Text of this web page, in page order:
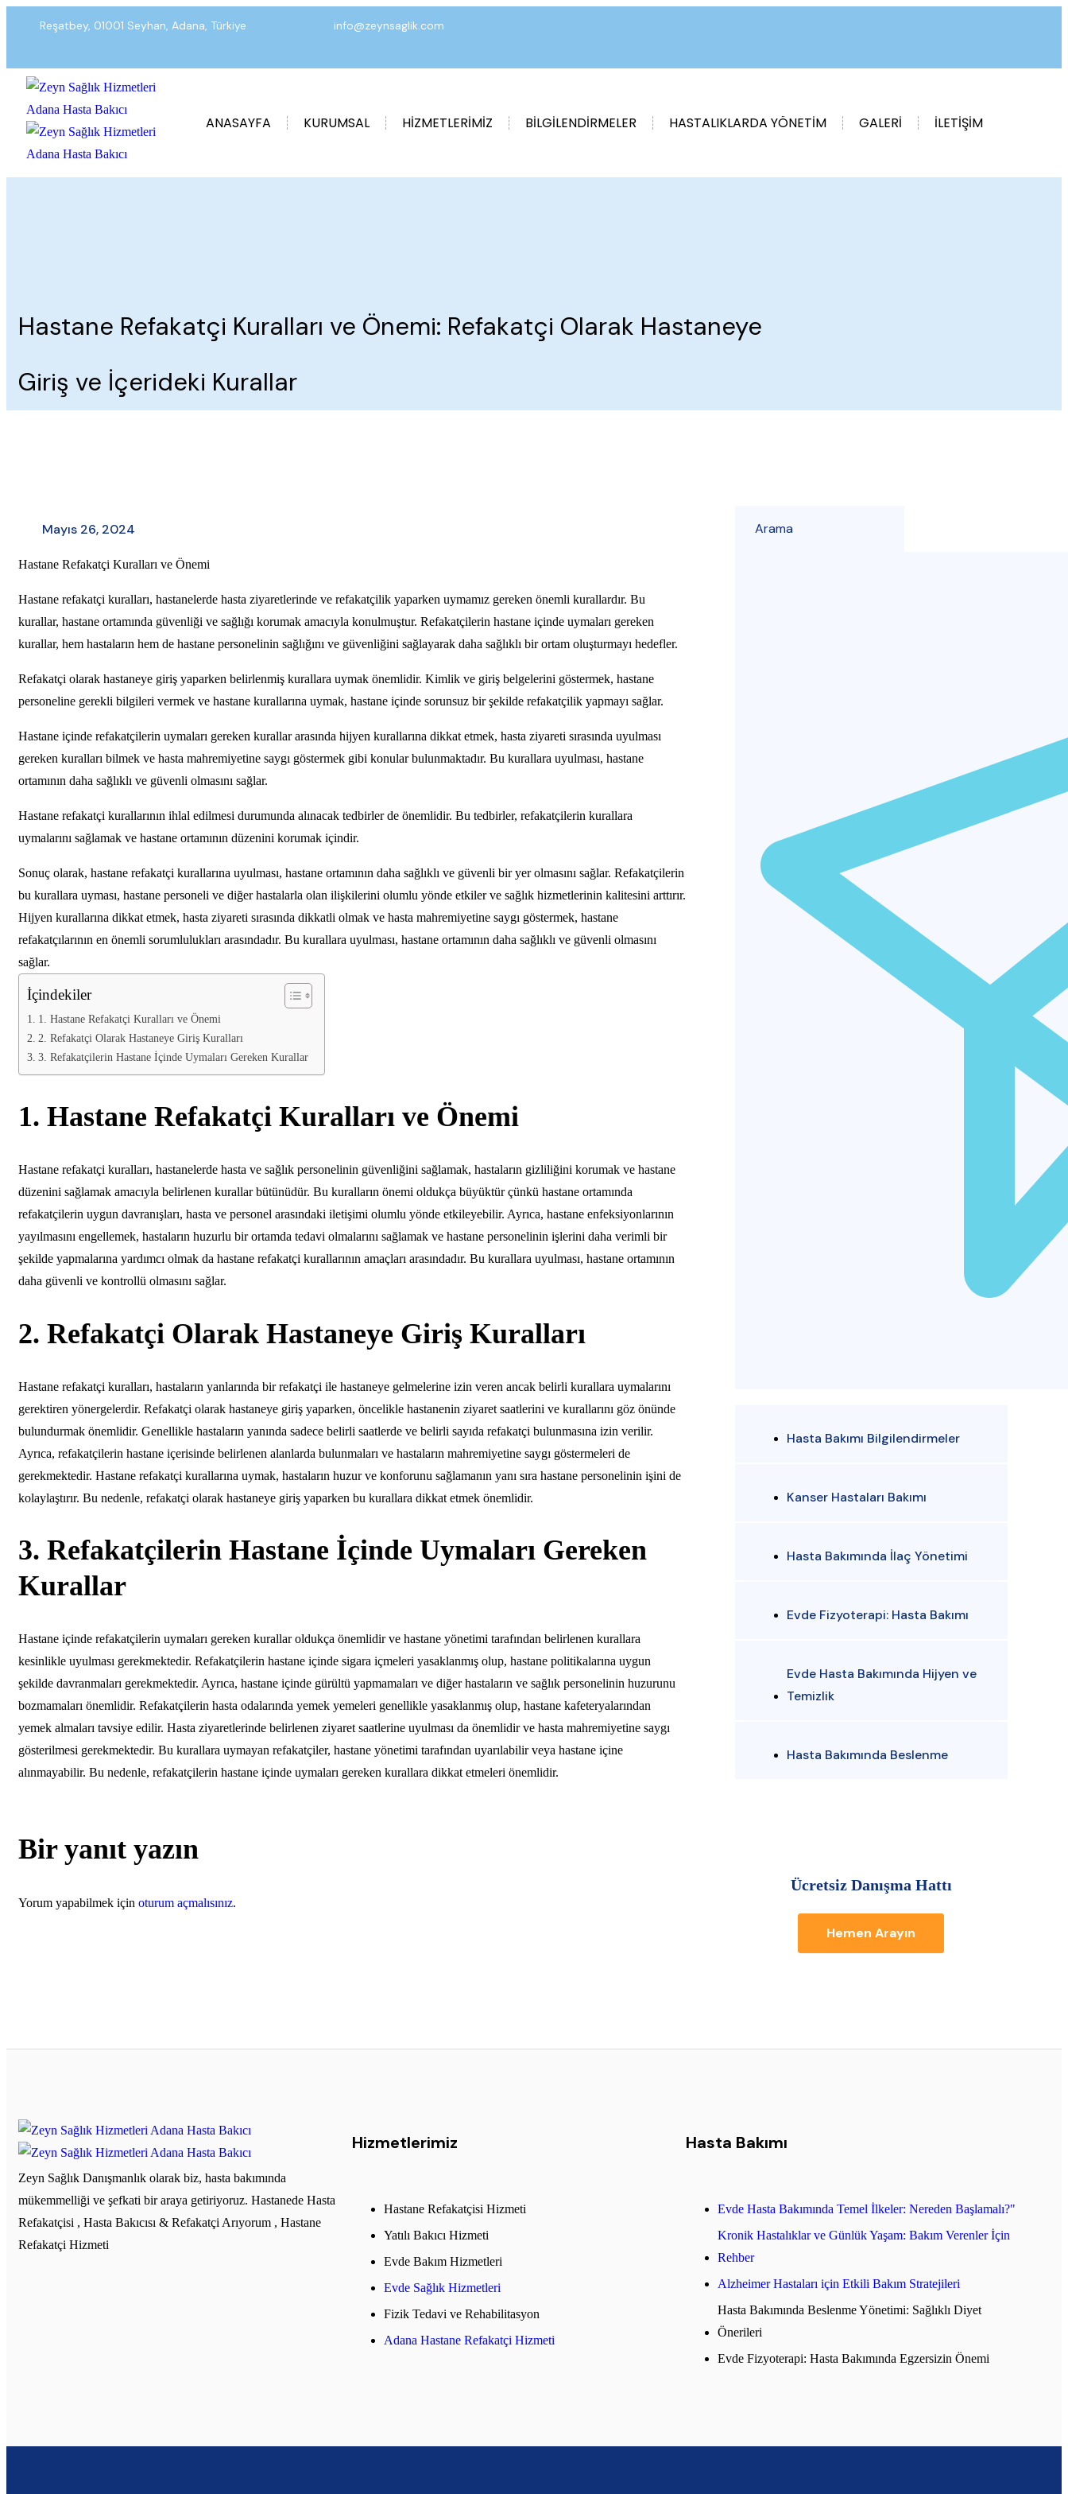
Reşatbey, 01001 Seyhan, Adana, Türkiye info@zeynsaglik.com
ANASAYFA KURUMSAL HİZMETLERİMİZ BİLGİLENDİRMELER HASTALIKLARDA YÖNETİM GALERİ İLETİŞİM
Hastane Refakatçi Kuralları ve Önemi: Refakatçi Olarak Hastaneye
Giriş ve İçerideki Kurallar
Mayıs 26, 2024
Hastane Refakatçi Kuralları ve Önemi
Hastane refakatçi kuralları, hastanelerde hasta ziyaretlerinde ve refakatçilik yaparken uymamız gereken önemli kurallardır. Bu
kurallar, hastane ortamında güvenliği ve sağlığı korumak amacıyla konulmuştur. Refakatçilerin hastane içinde uymaları gereken
kurallar, hem hastaların hem de hastane personelinin sağlığını ve güvenliğini sağlayarak daha sağlıklı bir ortam oluşturmayı hedefler.
Refakatçi olarak hastaneye giriş yaparken belirlenmiş kurallara uymak önemlidir. Kimlik ve giriş belgelerini göstermek, hastane
personeline gerekli bilgileri vermek ve hastane kurallarına uymak, hastane içinde sorunsuz bir şekilde refakatçilik yapmayı sağlar.
Hastane içinde refakatçilerin uymaları gereken kurallar arasında hijyen kurallarına dikkat etmek, hasta ziyareti sırasında uyulması
gereken kuralları bilmek ve hasta mahremiyetine saygı göstermek gibi konular bulunmaktadır. Bu kurallara uyulması, hastane
ortamının daha sağlıklı ve güvenli olmasını sağlar.
Hastane refakatçi kurallarının ihlal edilmesi durumunda alınacak tedbirler de önemlidir. Bu tedbirler, refakatçilerin kurallara
uymalarını sağlamak ve hastane ortamının düzenini korumak içindir.
Sonuç olarak, hastane refakatçi kurallarına uyulması, hastane ortamının daha sağlıklı ve güvenli bir yer olmasını sağlar. Refakatçilerin
bu kurallara uyması, hastane personeli ve diğer hastalarla olan ilişkilerini olumlu yönde etkiler ve sağlık hizmetlerinin kalitesini arttırır.
Hijyen kurallarına dikkat etmek, hasta ziyareti sırasında dikkatli olmak ve hasta mahremiyetine saygı göstermek, hastane
refakatçılarının en önemli sorumlulukları arasındadır. Bu kurallara uyulması, hastane ortamının daha sağlıklı ve güvenli olmasını
sağlar.
İçindekiler
1. Hastane Refakatçi Kuralları ve Önemi
2. Refakatçi Olarak Hastaneye Giriş Kuralları
3. Refakatçilerin Hastane İçinde Uymaları Gereken Kurallar
1. Hastane Refakatçi Kuralları ve Önemi
Hastane refakatçi kuralları, hastanelerde hasta ve sağlık personelinin güvenliğini sağlamak, hastaların gizliliğini korumak ve hastane
düzenini sağlamak amacıyla belirlenen kurallar bütünüdür. Bu kuralların önemi oldukça büyüktür çünkü hastane ortamında
refakatçilerin uygun davranışları, hasta ve personel arasındaki iletişimi olumlu yönde etkileyebilir. Ayrıca, hastane enfeksiyonlarının
yayılmasını engellemek, hastaların huzurlu bir ortamda tedavi olmalarını sağlamak ve hastane personelinin işlerini daha verimli bir
şekilde yapmalarına yardımcı olmak da hastane refakatçi kurallarının amaçları arasındadır. Bu kurallara uyulması, hastane ortamının
daha güvenli ve kontrollü olmasını sağlar.
2. Refakatçi Olarak Hastaneye Giriş Kuralları
Hastane refakatçi kuralları, hastaların yanlarında bir refakatçi ile hastaneye gelmelerine izin veren ancak belirli kurallara uymalarını
gerektiren yönergelerdir. Refakatçi olarak hastaneye giriş yaparken, öncelikle hastanenin ziyaret saatlerini ve kurallarını göz önünde
bulundurmak önemlidir. Genellikle hastaların yanında sadece belirli saatlerde ve belirli sayıda refakatçi bulunmasına izin verilir.
Ayrıca, refakatçilerin hastane içerisinde belirlenen alanlarda bulunmaları ve hastaların mahremiyetine saygı göstermeleri de
gerekmektedir. Hastane refakatçi kurallarına uymak, hastaların huzur ve konforunu sağlamanın yanı sıra hastane personelinin işini de
kolaylaştırır. Bu nedenle, refakatçi olarak hastaneye giriş yaparken bu kurallara dikkat etmek önemlidir.
3. Refakatçilerin Hastane İçinde Uymaları Gereken
Kurallar
Hastane içinde refakatçilerin uymaları gereken kurallar oldukça önemlidir ve hastane yönetimi tarafından belirlenen kurallara
kesinlikle uyulması gerekmektedir. Refakatçilerin hastane içinde sigara içmeleri yasaklanmış olup, hastane politikalarına uygun
şekilde davranmaları gerekmektedir. Ayrıca, hastane içinde gürültü yapmamaları ve diğer hastaların ve sağlık personelinin huzurunu
bozmamaları önemlidir. Refakatçilerin hasta odalarında yemek yemeleri genellikle yasaklanmış olup, hastane kafeteryalarından
yemek almaları tavsiye edilir. Hasta ziyaretlerinde belirlenen ziyaret saatlerine uyulması da önemlidir ve hasta mahremiyetine saygı
gösterilmesi gerekmektedir. Bu kurallara uymayan refakatçiler, hastane yönetimi tarafından uyarılabilir veya hastane içine
alınmayabilir. Bu nedenle, refakatçilerin hastane içinde uymaları gereken kurallara dikkat etmeleri önemlidir.
Bir yanıt yazın
Yorum yapabilmek için oturum açmalısınız.
Hasta Bakımı Bilgilendirmeler
Kanser Hastaları Bakımı
Hasta Bakımında İlaç Yönetimi
Evde Fizyoterapi: Hasta Bakımı
Evde Hasta Bakımında Hijyen ve
Temizlik
Hasta Bakımında Beslenme
Ücretsiz Danışma Hattı
Hemen Arayın
Zeyn Sağlık Danışmanlık olarak biz, hasta bakımında
mükemmelliği ve şefkati bir araya getiriyoruz. Hastanede Hasta
Refakatçisi , Hasta Bakıcısı & Refakatçi Arıyorum , Hastane
Refakatçi Hizmeti
Hizmetlerimiz
Hastane Refakatçisi Hizmeti
Yatılı Bakıcı Hizmeti
Evde Bakım Hizmetleri
Evde Sağlık Hizmetleri
Fizik Tedavi ve Rehabilitasyon
Adana Hastane Refakatçi Hizmeti
Hasta Bakımı
Evde Hasta Bakımında Temel İlkeler: Nereden Başlamalı?"
Kronik Hastalıklar ve Günlük Yaşam: Bakım Verenler İçin
Rehber
Alzheimer Hastaları için Etkili Bakım Stratejileri
Hasta Bakımında Beslenme Yönetimi: Sağlıklı Diyet
Önerileri
Evde Fizyoterapi: Hasta Bakımında Egzersizin Önemi